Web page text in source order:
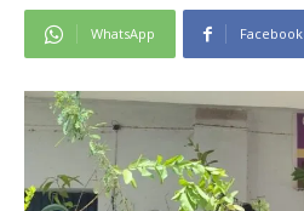
WhatsApp Facebook